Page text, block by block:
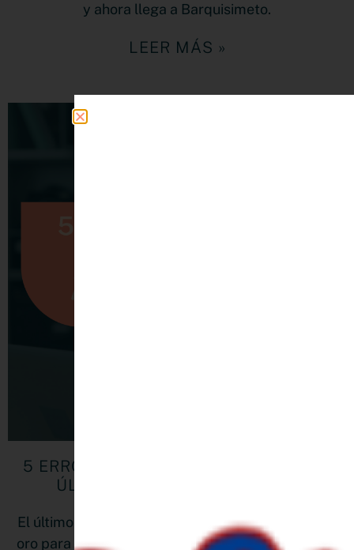
y ahora llega a Barquisimeto.
LEER MÁS »
5 ERRORES QUE DEBES EVITAR EN EL
ÚLTIMO TRIMESTRE DEL AÑO
El último trimestre del año puede ser una mina de
oro para tu negocio… o una fuente de caos si no lo